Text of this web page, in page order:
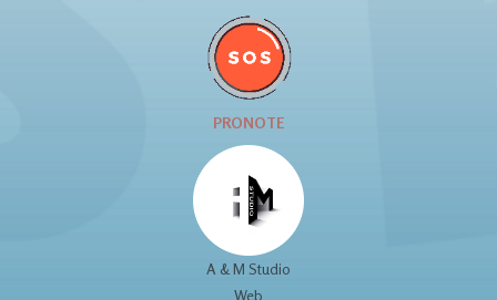
PRONOTE
A & M Studio
Web